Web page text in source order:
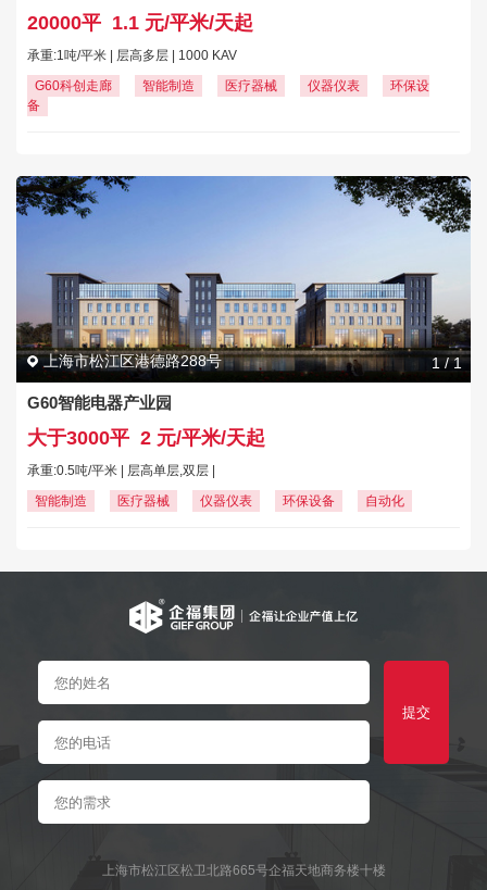
20000平 1.1 元/平米/天起
承重:1吨/平米 | 层高多层 | 1000 KAV
G60科创走廊
智能制造 医疗器械 仪器仪表
环保设
备
上海市松江区港德路288号 1 /1
G60智能电器产业园
大于3000平 2 元/平米/天起
承重:0.5吨/平米 | 层高单层,双层 |
智能制造
医疗器械 仪器仪表 环保设备 自动化
提交
上海市松江区松卫北路665号企福天地商务楼十楼